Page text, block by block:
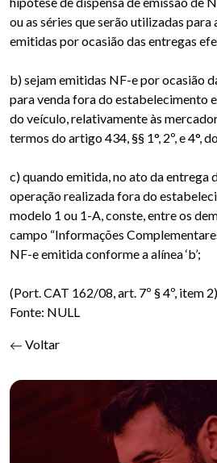
ou as séries que serão utilizadas para
emitidas por ocasião das entregas
b) sejam emitidas NF-e por ocasião
para venda fora do estabelecimento
do veículo, relativamente às
termos do artigo 434, §§ 1°, 2º, e 4°,
c) quando emitida, no ato da entrega
operação realizada fora do
modelo 1 ou 1-A, conste, entre os
campo “Informações
NF-e emitida conforme a alínea ‘b’;
(Port. CAT 162/08, art. 7º § 4º, item
Fonte: NULL
Voltar